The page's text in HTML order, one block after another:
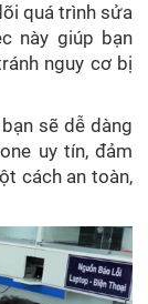
quá trình sửa
này giúp bạn
nguy cơ bị
sẽ dễ dàng
uy tín, đảm
cách an toàn,